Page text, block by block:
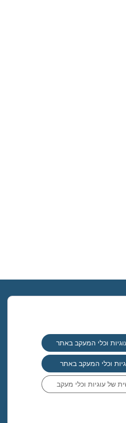
וכלי המעקב באתר
וכלי המעקב באתר
של עוגיות וכלי מעקב